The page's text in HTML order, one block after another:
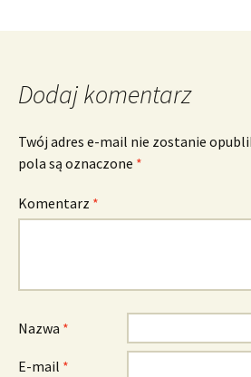
Dodaj komentarz
Twój adres e-mail nie zostanie
pola są oznaczone *
Komentarz *
Nazwa *
E-mail *